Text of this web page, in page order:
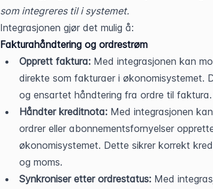
som integreres til i systemet.
Integrasjonen gjør det mulig å:
Fakturahåndtering og ordrestrøm
Opprett faktura: Med integrasjonen kan
direkte som fakturaer i økonomisystemet.
og ensartet håndtering fra ordre til faktura.
Håndter kreditnota: Med integrasjonen
ordrer eller abonnementsfornyelser
økonomisystemet. Dette sikrer korrekt
og moms.
Synkroniser etter ordrestatus: Med